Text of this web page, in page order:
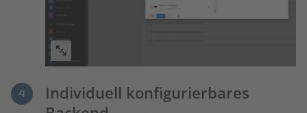
Individuell konfigurierbares